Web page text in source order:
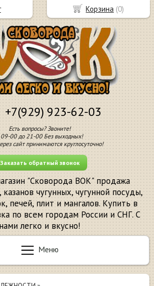
+7(929) 923-62-03
Есть вопросы? Звоните!
09-00 до 21-00 Без выходных!
сайт принимаются круглосуточно!
Заказать обратный звонок
"Сковорода ВОК" продажа
чугунных, чугунной посуды,
печей, плит и мангалов. Купить в
по всем городам России и СНГ. С
нами легко и вкусно!
Меню
Корзина (0)